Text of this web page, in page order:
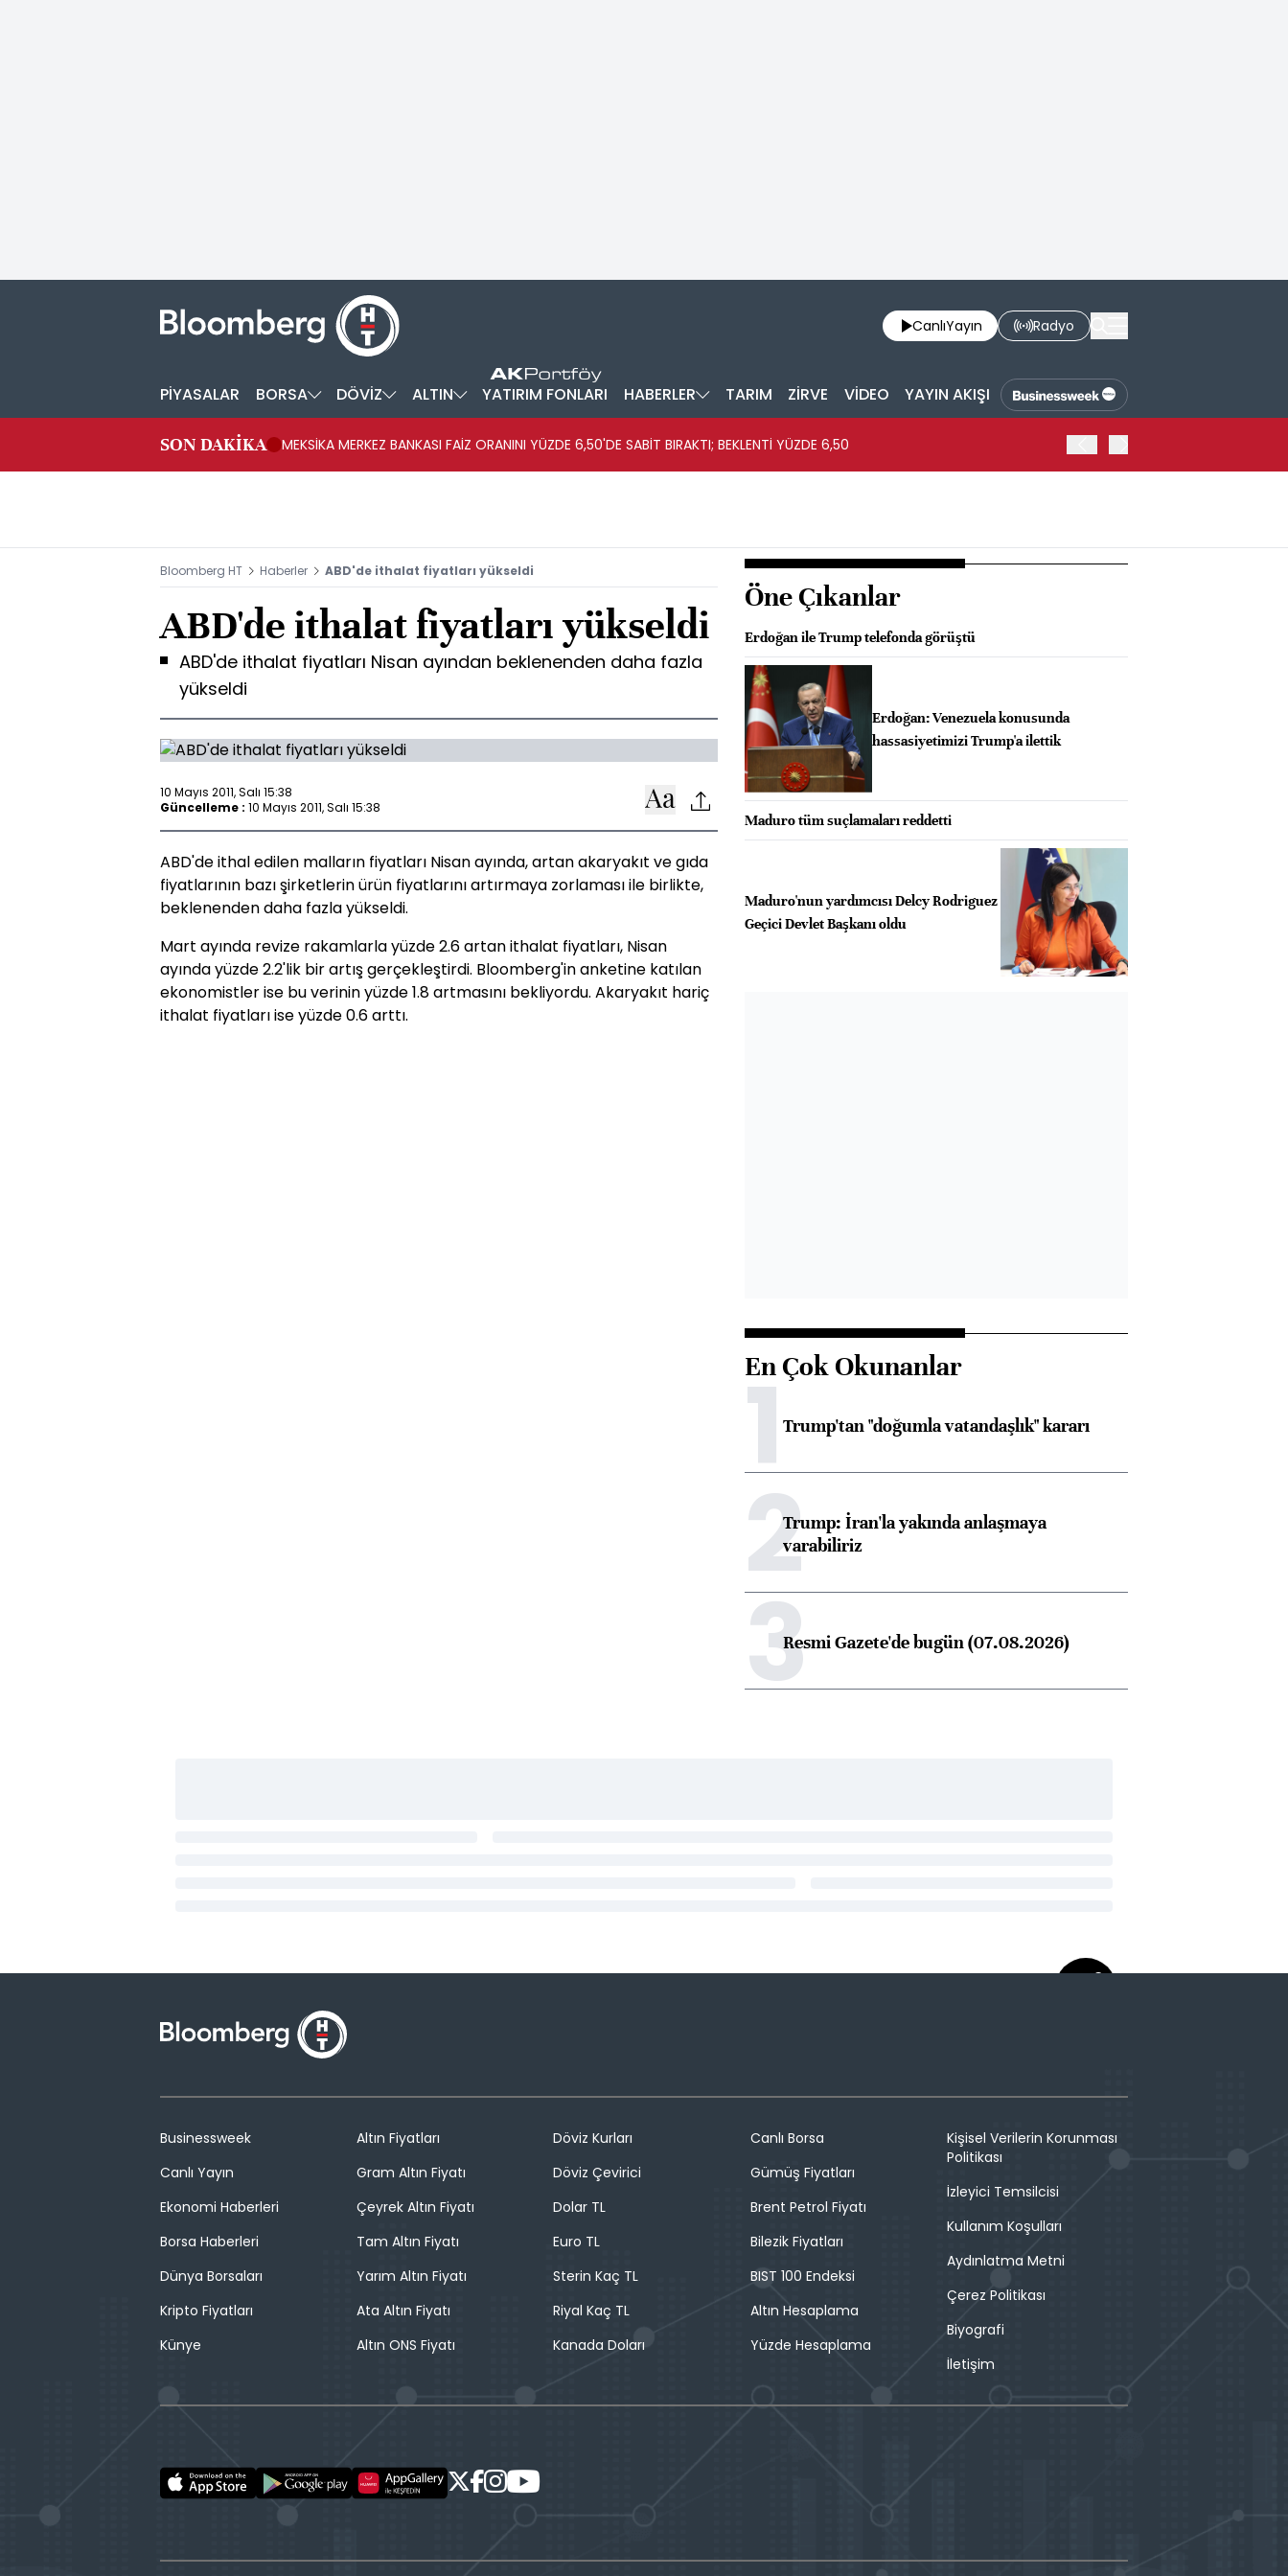
CanlıYayın Radyo
PİYASALAR BORSA DÖVİZ ALTIN YATIRIM FONLARI HABERLER TARIM ZİRVE VİDEO YAYIN AKIŞI
SON DAKİKA MEKSİKA MERKEZ BANKASI FAİZ ORANINI YÜZDE 6,50'DE SABİT BIRAKTI; BEKLENTİ YÜZDE 6,50
Bloomberg HT Haberler ABD'de ithalat fiyatları yükseldi
ABD'de ithalat fiyatları yükseldi
ABD'de ithalat fiyatları Nisan ayından beklenenden daha fazla
yükseldi
10 Mayıs 2011, Salı 15:38
Güncelleme : 10 Mayıs 2011, Salı 15:38
ABD'de ithal edilen malların fiyatları Nisan ayında, artan akaryakıt ve gıda
fiyatlarının bazı şirketlerin ürün fiyatlarını artırmaya zorlaması ile birlikte,
beklenenden daha fazla yükseldi.
Mart ayında revize rakamlarla yüzde 2.6 artan ithalat fiyatları, Nisan
ayında yüzde 2.2'lik bir artış gerçekleştirdi. Bloomberg'in anketine katılan
ekonomistler ise bu verinin yüzde 1.8 artmasını bekliyordu. Akaryakıt hariç
ithalat fiyatları ise yüzde 0.6 arttı.
Öne Çıkanlar
Erdoğan ile Trump telefonda görüştü
Erdoğan: Venezuela konusunda
hassasiyetimizi Trump'a ilettik
Maduro tüm suçlamaları reddetti
Maduro'nun yardımcısı Delcy Rodriguez
Geçici Devlet Başkanı oldu
En Çok Okunanlar
1Trump'tan "doğumla vatandaşlık" kararı
2Trump: İran'la yakında anlaşmaya
varabiliriz
3Resmi Gazete'de bugün (07.08.2026)
Businessweek
Canlı Yayın
Ekonomi Haberleri
Borsa Haberleri
Dünya Borsaları
Kripto Fiyatları
Künye
Altın Fiyatları
Gram Altın Fiyatı
Çeyrek Altın Fiyatı
Tam Altın Fiyatı
Yarım Altın Fiyatı
Ata Altın Fiyatı
Altın ONS Fiyatı
Döviz Kurları
Döviz Çevirici
Dolar TL
Euro TL
Sterin Kaç TL
Riyal Kaç TL
Kanada Doları
Canlı Borsa
Gümüş Fiyatları
Brent Petrol Fiyatı
Bilezik Fiyatları
BIST 100 Endeksi
Altın Hesaplama
Yüzde Hesaplama
Kişisel Verilerin Korunması
Politikası
İzleyici Temsilcisi
Kullanım Koşulları
Aydınlatma Metni
Çerez Politikası
Biyografi
İletişim